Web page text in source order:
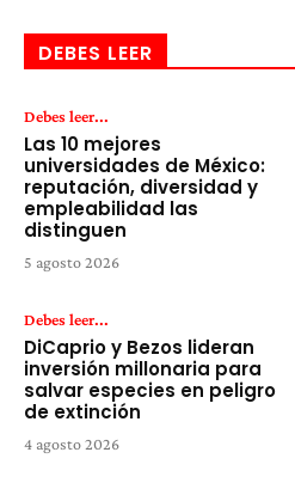
DEBES LEER
Debes leer...
Las 10 mejores
universidades de México:
reputación, diversidad y
empleabilidad las
distinguen
5 agosto 2026
Debes leer...
DiCaprio y Bezos lideran
inversión millonaria para
salvar especies en peligro
de extinción
4 agosto 2026